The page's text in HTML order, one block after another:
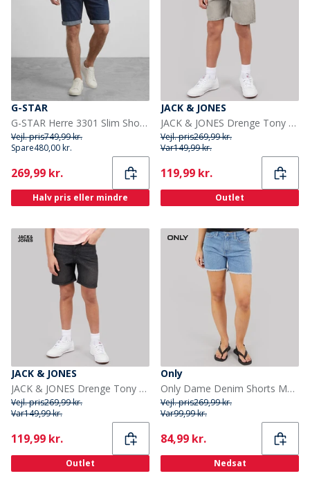
G-STAR
G-STAR Herre 3301 Slim Shorts Blå
Vejl. pris749,99 kr.
Spare480,00 kr.
Current
269,99 kr.
Halv pris eller mindre
JACK & JONES
JACK & JONES Drenge Tony AKM 310 Shorts Grey Denim
Vejl. pris269,99 kr.
Var149,99 kr.
Current
119,99 kr.
Outlet
JACK & JONES
JACK & JONES Drenge Tony AKM 310 Shorts Black Denim
Vejl. pris269,99 kr.
Var149,99 kr.
Current
119,99 kr.
Outlet
Only
Only Dame Denim Shorts Medium Blå Denim
Vejl. pris269,99 kr.
Var99,99 kr.
Current
84,99 kr.
Nedsat